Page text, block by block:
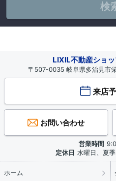
検
LIXIL不動産ショ
〒507-0035 岐阜県多治見市
来店
お問い合わせ
営業時間
定休日 水曜日、夏
ホーム